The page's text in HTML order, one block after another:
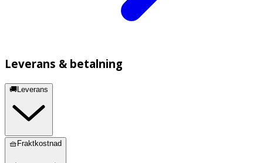
Leverans & betalning
🚚Leverans
🧺Fraktkostnad